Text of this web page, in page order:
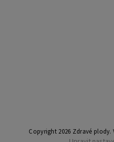
Copyright 2026 Zdravé plody.